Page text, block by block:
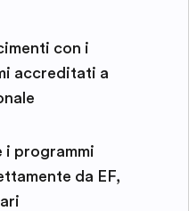
con i
accreditati a
i programmi
da EF,